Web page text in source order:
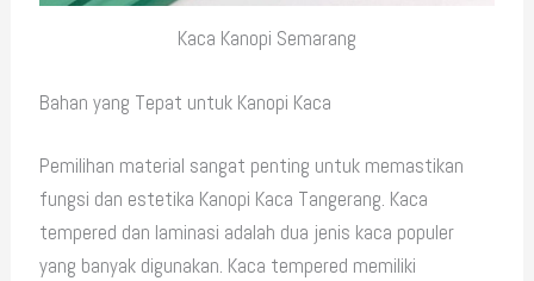
Kaca Kanopi Semarang
Bahan yang Tepat untuk Kanopi Kaca
Pemilihan material sangat penting untuk memastikan
fungsi dan estetika Kanopi Kaca Tangerang. Kaca
tempered dan laminasi adalah dua jenis kaca populer
yang banyak digunakan. Kaca tempered memiliki